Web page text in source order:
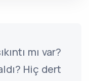
mı var?
Hiç dert